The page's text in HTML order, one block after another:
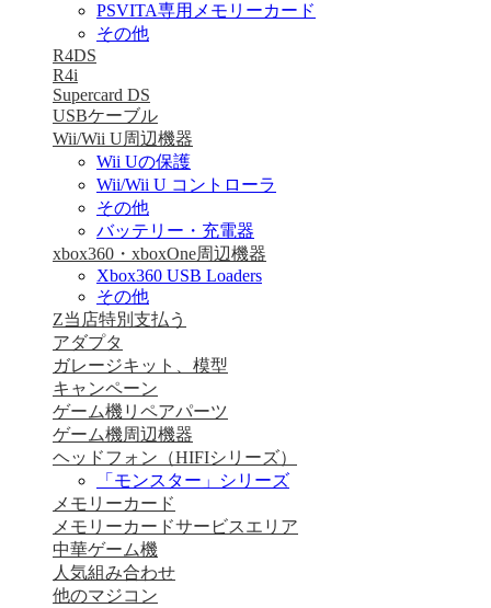
PSVITA専用メモリーカード
その他
R4DS
R4i
Supercard DS
USBケーブル
Wii/Wii U周辺機器
Wii Uの保護
Wii/Wii U コントローラ
その他
バッテリー・充電器
xbox360・xboxOne周辺機器
Xbox360 USB Loaders
その他
Z当店特別支払う
アダプタ
ガレージキット、模型
キャンペーン
ゲーム機リペアパーツ
ゲーム機周辺機器
ヘッドフォン（HIFIシリーズ）
「モンスター」シリーズ
メモリーカード
メモリーカードサービスエリア
中華ゲーム機
人気組み合わせ
他のマジコン